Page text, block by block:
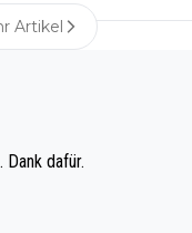
Artikel
Dank dafür.